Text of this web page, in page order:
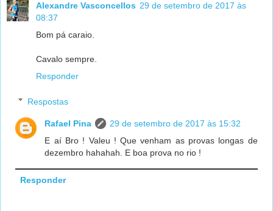
Alexandre Vasconcellos 29 de setembro de 2017 às
08:37
Bom pá caraio.
Cavalo sempre.
Responder
Respostas
Rafael Pina
29 de setembro de 2017 às 15:32
E aí Bro ! Valeu ! Que venham as provas longas de
dezembro hahahah. E boa prova no rio !
Responder